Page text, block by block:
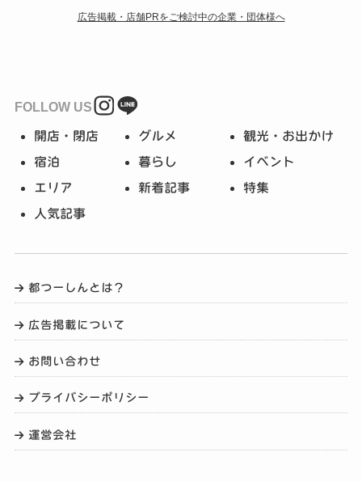
広告掲載・店舗PRをご検討中の企業・団体様へ
FOLLOW US
開店・閉店 グルメ 観光・お出かけ
宿泊 暮らし イベント
エリア 新着記事 特集
人気記事
都つーしんとは？
広告掲載について
お問い合わせ
プライバシーポリシー
運営会社